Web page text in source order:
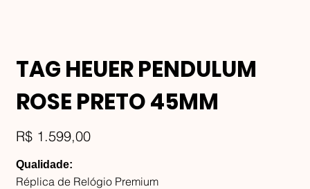
TAG HEUER PENDULUM
ROSE PRETO 45MM
Preço
R$ 1.599,00
Qualidade:
Réplica de Relógio Premium